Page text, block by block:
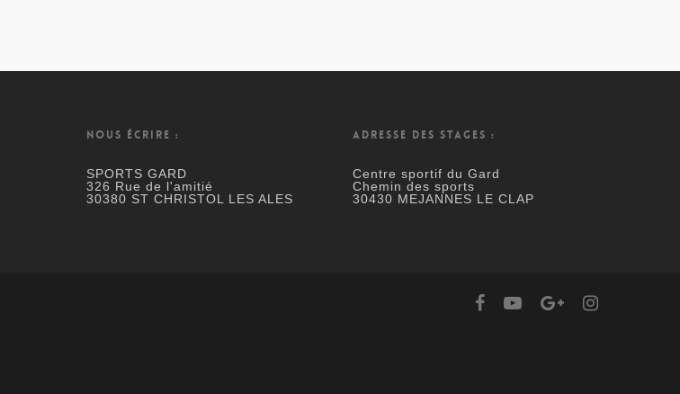
NOUS ÉCRIRE :
SPORTS GARD
326 Rue de l'amitié
30380 ST CHRISTOL LES ALES
ADRESSE DES STAGES :
Centre sportif du Gard
Chemin des sports
30430 MEJANNES LE CLAP